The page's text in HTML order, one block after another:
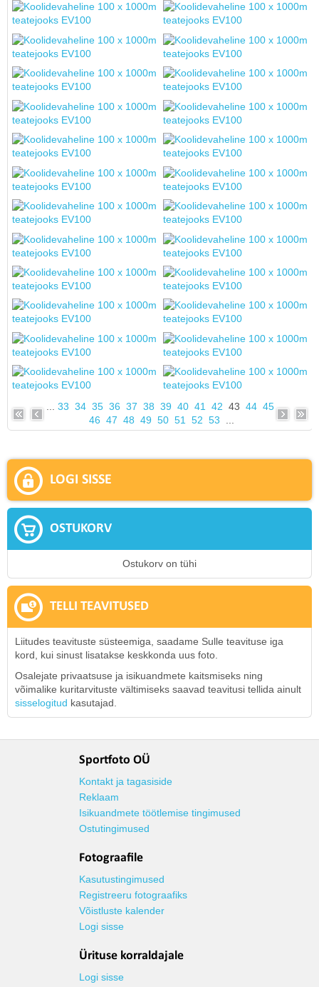
33 34 35 36 37 38 39 40 41 42 43 44 45
46 47 48 49 50 51 52 53
LOGI SISSE
OSTUKORV
Ostukorv on tühi
TELLI TEAVITUSED
Liitudes teavituste süsteemiga, saadame Sulle teavituse iga
kord, kui sinust lisatakse keskkonda uus foto.
Osalejate privaatsuse ja isikuandmete kaitsmiseks ning
võimalike kuritarvituste vältimiseks saavad teavitusi tellida ainult
sisselogitud kasutajad.
Sportfoto OÜ
Kontakt ja tagasiside
Reklaam
Isikuandmete töötlemise tingimused
Ostutingimused
Fotograafile
Kasutustingimused
Registreeru fotograafiks
Võistluste kalender
Logi sisse
Ürituse korraldajale
Logi sisse